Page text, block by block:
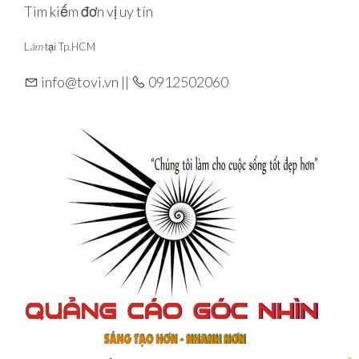
Skip
content
Tìm kiếm đơn vị uy tín
L àmtại Tp.HCM
info@tovi.vn || 0912502060